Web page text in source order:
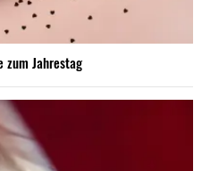
zum Jahrestag